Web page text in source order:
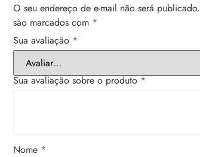
O seu endereço de e-mail não será publicado.
são marcados com *
Sua avaliação *
Sua avaliação sobre o produto*
Nome *